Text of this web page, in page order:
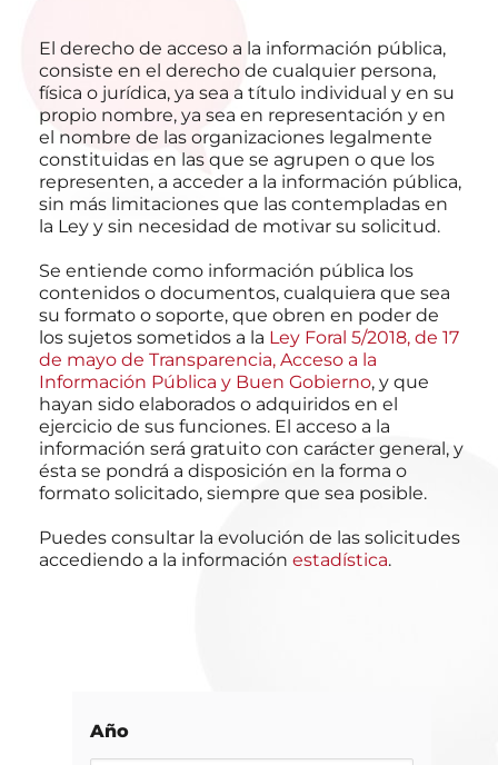
El derecho de acceso a la información pública,
consiste en el derecho de cualquier persona,
física o jurídica, ya sea a título individual y en su
propio nombre, ya sea en representación y en
el nombre de las organizaciones legalmente
constituidas en las que se agrupen o que los
representen, a acceder a la información pública,
sin más limitaciones que las contempladas en
la Ley y sin necesidad de motivar su solicitud.
Se entiende como información pública los
contenidos o documentos, cualquiera que sea
su formato o soporte, que obren en poder de
los sujetos sometidos a la Ley Foral 5/2018, de 17
de mayo de Transparencia, Acceso a la
Información Pública y Buen Gobierno, y que
hayan sido elaborados o adquiridos en el
ejercicio de sus funciones. El acceso a la
información será gratuito con carácter general, y
ésta se pondrá a disposición en la forma o
formato solicitado, siempre que sea posible.
Puedes consultar la evolución de las solicitudes
accediendo a la información estadística.
Año